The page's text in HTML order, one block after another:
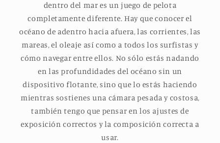
dentro del mar es un juego de pelota
completamente diferente. Hay que conocer el
océano de adentro hacia afuera, las corrientes, las
mareas, el oleaje así como a todos los surfistas y
cómo navegar entre ellos. No sólo estás nadando
en las profundidades del océano sin un
dispositivo flotante, sino que lo estás haciendo
mientras sostienes una cámara pesada y costosa,
también tengo que pensar en los ajustes de
exposición correctos y la composición correcta a
usar.